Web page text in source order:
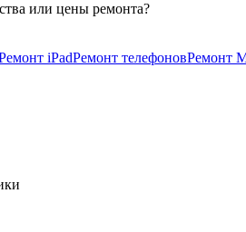
или цены ремонта?
iPadРемонт телефоновРемонт